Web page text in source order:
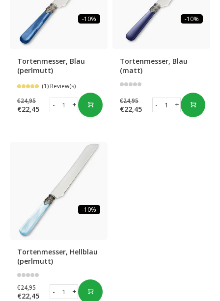
-10%
Tortenmesser, Blau
(perlmutt)
(1) Review(s)
€24,95
€22,45 +
-
-10%
Tortenmesser, Blau
(matt)
€24,95
€22,45 +
-
-10%
Tortenmesser, Hellblau
(perlmutt)
€24,95
€22,45 +
-